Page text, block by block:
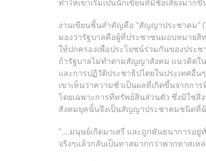
ทำให้เขาเริ่มเป็นนักเขียนที่มีชื่อเสียงมากขึ้
งานเขียนชิ้นสำคัญคือ "สัญญาประชาคม"
มองว่ารัฐบาลคือผู้ที่ประชาชนมอบหมายสิ
ให้ปกครองเพื่อประโยชน์ร่วมกันของประ
ถ้ารัฐบาลไม่ทำตามสัญญาสังคม แนวคิดใ
และการปฏิวัติประชาธิปไตยในประเทศอื่นๆ
เขาเห็นว่าความชั่วเป็นผลที่เกิดขึ้นจากกา
โดยเฉพาะการที่ทรัพย์สินส่วนตัว ซึ่งมิใช่สิ่
สังคมยุคนั้นจึงเป็นสัญญาประชาคมชนิดที่
"....มนุษย์เกิดมาเสรี และถูกพันธนาการอ
จริงๆแล้วกลับเป็นทาสมากกว่าพวกทาสเห